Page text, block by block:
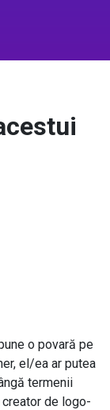
o povară pe
el/ea ar putea
termenii
de logo-